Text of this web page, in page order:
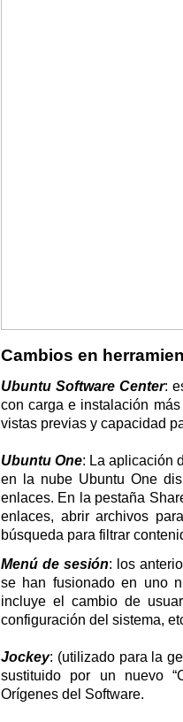
Cambios en
Ubuntu Software Center:
con carga e instalación
vistas previas y capacidad
Ubuntu One: La aplicación
en la nube Ubuntu One
enlaces. En la pestaña
enlaces, abrir archivos
búsqueda para filtrar
Menú de sesión: los
se han fusionado en uno
incluye el cambio de
configuración del sistema,
Jockey: (utilizado para la
sustituido por un nuevo
Orígenes del Software.